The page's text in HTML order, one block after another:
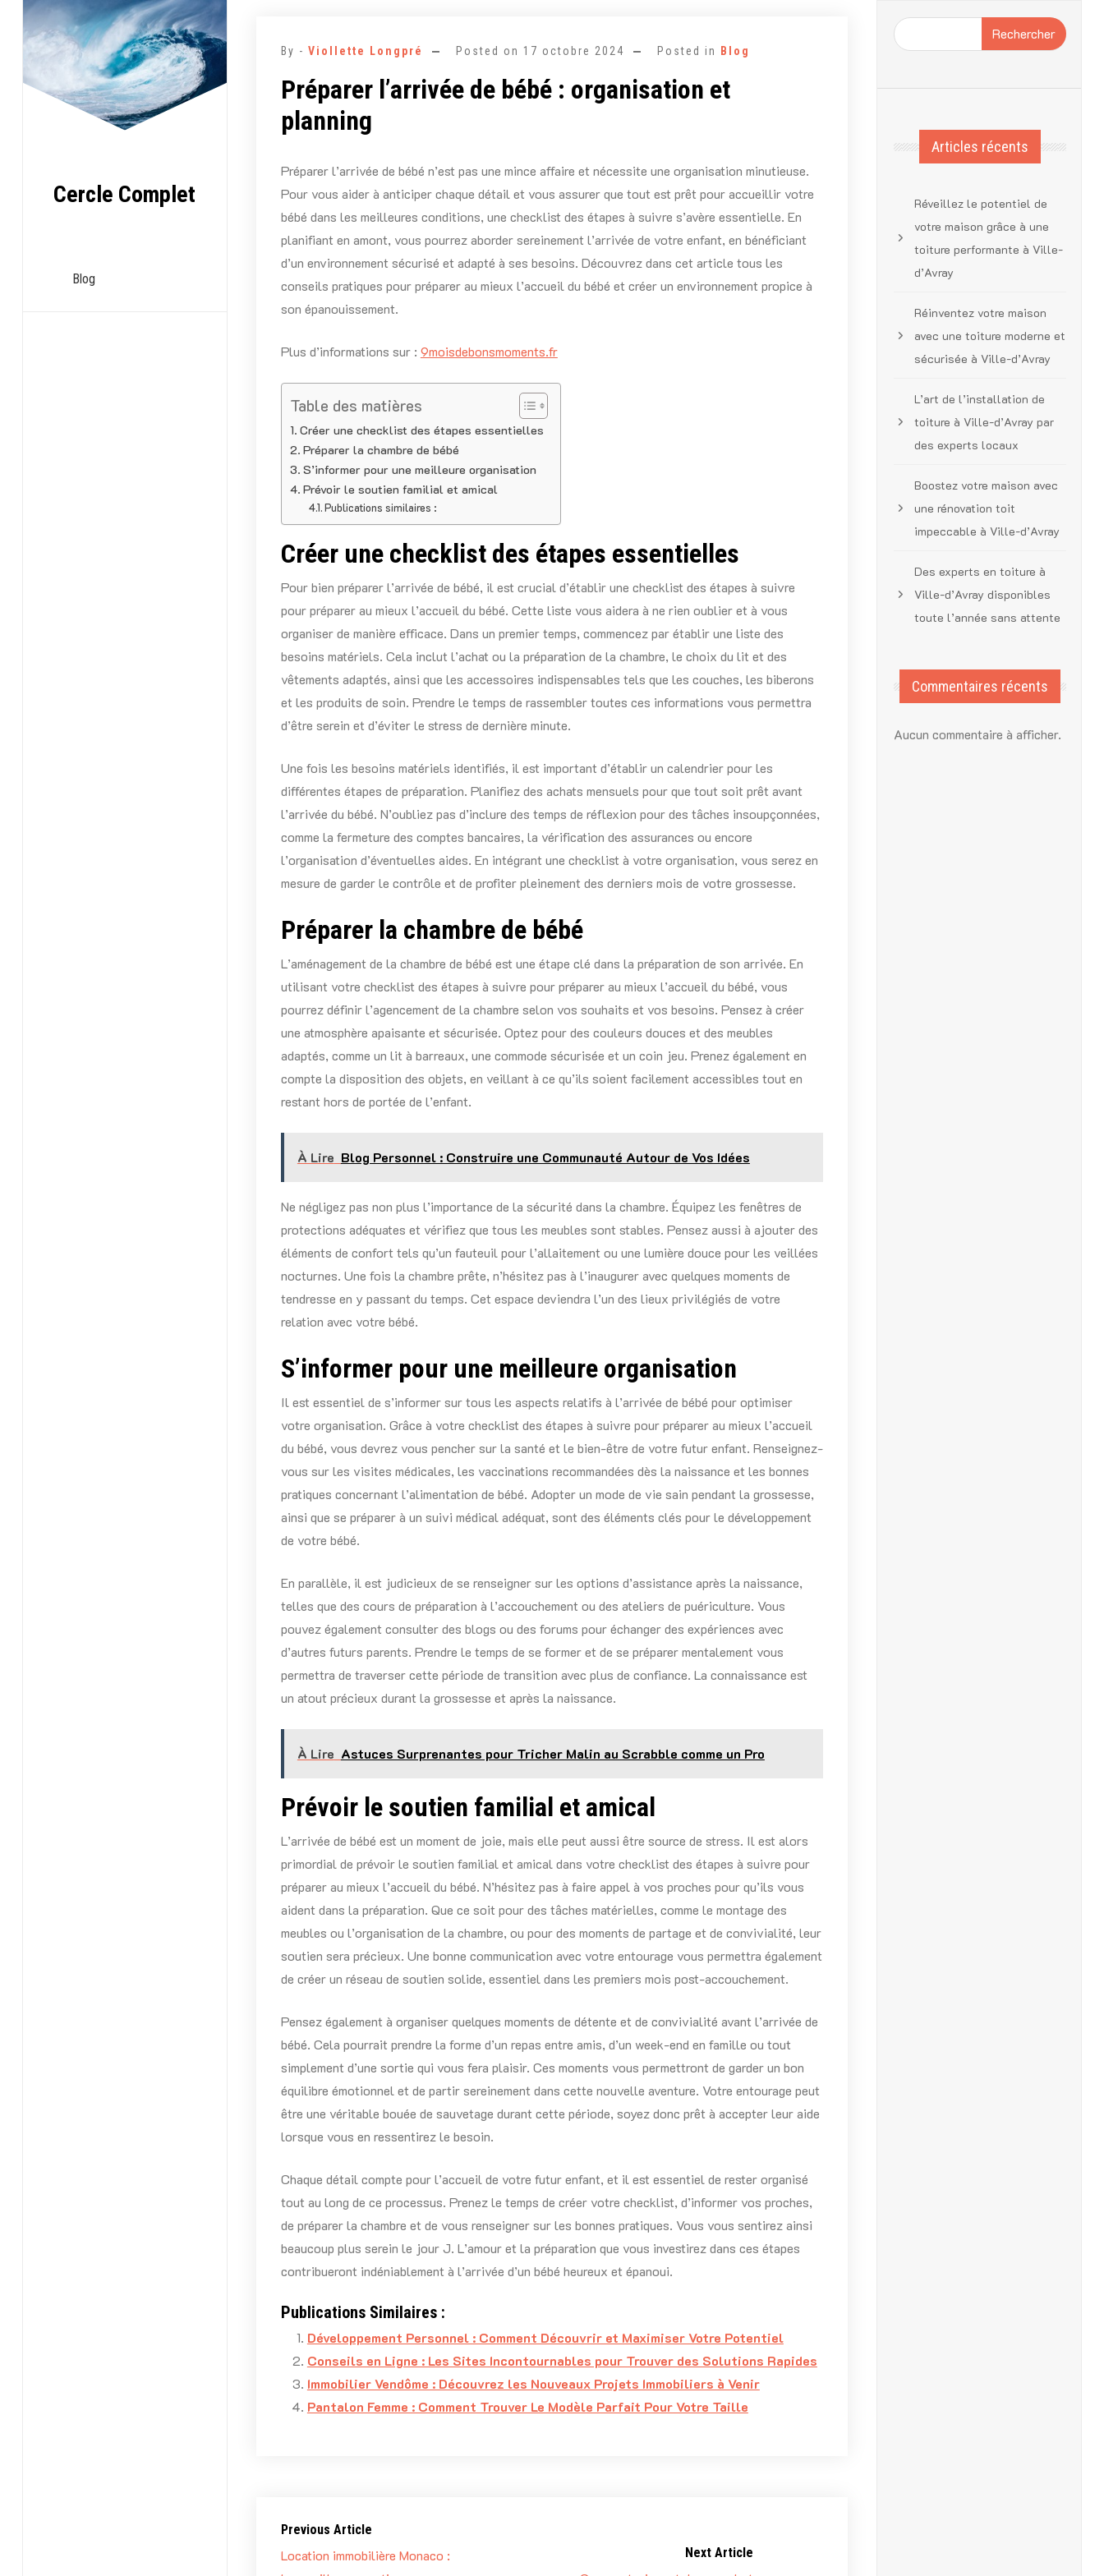
Aller
Cercle Complet
Blog
By - Viollette Longpré Posted on 17 octobre 2024 Posted in Blog
Préparer l’arrivée de bébé : organisation et
planning
Préparer l’arrivée de bébé n’est pas une mince affaire et nécessite une organisation minutieuse.
Pour vous aider à anticiper chaque détail et vous assurer que tout est prêt pour accueillir votre
bébé dans les meilleures conditions, une checklist des étapes à suivre s’avère essentielle. En
planifiant en amont, vous pourrez aborder sereinement l’arrivée de votre enfant, en bénéficiant
d’un environnement sécurisé et adapté à ses besoins. Découvrez dans cet article tous les
conseils pratiques pour préparer au mieux l’accueil du bébé et créer un environnement propice à
son épanouissement.
Plus d’informations sur : 9moisdebonsmoments.fr
Table des matières
Créer une checklist des étapes essentielles
Préparer la chambre de bébé
S’informer pour une meilleure organisation
Prévoir le soutien familial et amical
Publications similaires :
Créer une checklist des étapes essentielles
Pour bien préparer l’arrivée de bébé, il est crucial d’établir une checklist des étapes à suivre
pour préparer au mieux l’accueil du bébé. Cette liste vous aidera à ne rien oublier et à vous
organiser de manière efficace. Dans un premier temps, commencez par établir une liste des
besoins matériels. Cela inclut l’achat ou la préparation de la chambre, le choix du lit et des
vêtements adaptés, ainsi que les accessoires indispensables tels que les couches, les biberons
et les produits de soin. Prendre le temps de rassembler toutes ces informations vous permettra
d’être serein et d’éviter le stress de dernière minute.
Une fois les besoins matériels identifiés, il est important d’établir un calendrier pour les
différentes étapes de préparation. Planifiez des achats mensuels pour que tout soit prêt avant
l’arrivée du bébé. N’oubliez pas d’inclure des temps de réflexion pour des tâches insoupçonnées,
comme la fermeture des comptes bancaires, la vérification des assurances ou encore
l’organisation d’éventuelles aides. En intégrant une checklist à votre organisation, vous serez en
mesure de garder le contrôle et de profiter pleinement des derniers mois de votre grossesse.
Préparer la chambre de bébé
L’aménagement de la chambre de bébé est une étape clé dans la préparation de son arrivée. En
utilisant votre checklist des étapes à suivre pour préparer au mieux l’accueil du bébé, vous
pourrez définir l’agencement de la chambre selon vos souhaits et vos besoins. Pensez à créer
une atmosphère apaisante et sécurisée. Optez pour des couleurs douces et des meubles
adaptés, comme un lit à barreaux, une commode sécurisée et un coin jeu. Prenez également en
compte la disposition des objets, en veillant à ce qu’ils soient facilement accessibles tout en
restant hors de portée de l’enfant.
À Lire Blog Personnel : Construire une Communauté Autour de Vos Idées
Ne négligez pas non plus l’importance de la sécurité dans la chambre. Équipez les fenêtres de
protections adéquates et vérifiez que tous les meubles sont stables. Pensez aussi à ajouter des
éléments de confort tels qu’un fauteuil pour l’allaitement ou une lumière douce pour les veillées
nocturnes. Une fois la chambre prête, n’hésitez pas à l’inaugurer avec quelques moments de
tendresse en y passant du temps. Cet espace deviendra l’un des lieux privilégiés de votre
relation avec votre bébé.
S’informer pour une meilleure organisation
Il est essentiel de s’informer sur tous les aspects relatifs à l’arrivée de bébé pour optimiser
votre organisation. Grâce à votre checklist des étapes à suivre pour préparer au mieux l’accueil
du bébé, vous devrez vous pencher sur la santé et le bien-être de votre futur enfant. Renseignez-
vous sur les visites médicales, les vaccinations recommandées dès la naissance et les bonnes
pratiques concernant l’alimentation de bébé. Adopter un mode de vie sain pendant la grossesse,
ainsi que se préparer à un suivi médical adéquat, sont des éléments clés pour le développement
de votre bébé.
En parallèle, il est judicieux de se renseigner sur les options d’assistance après la naissance,
telles que des cours de préparation à l’accouchement ou des ateliers de puériculture. Vous
pouvez également consulter des blogs ou des forums pour échanger des expériences avec
d’autres futurs parents. Prendre le temps de se former et de se préparer mentalement vous
permettra de traverser cette période de transition avec plus de confiance. La connaissance est
un atout précieux durant la grossesse et après la naissance.
À Lire Astuces Surprenantes pour Tricher Malin au Scrabble comme un Pro
Prévoir le soutien familial et amical
L’arrivée de bébé est un moment de joie, mais elle peut aussi être source de stress. Il est alors
primordial de prévoir le soutien familial et amical dans votre checklist des étapes à suivre pour
préparer au mieux l’accueil du bébé. N’hésitez pas à faire appel à vos proches pour qu’ils vous
aident dans la préparation. Que ce soit pour des tâches matérielles, comme le montage des
meubles ou l’organisation de la chambre, ou pour des moments de partage et de convivialité, leur
soutien sera précieux. Une bonne communication avec votre entourage vous permettra également
de créer un réseau de soutien solide, essentiel dans les premiers mois post-accouchement.
Pensez également à organiser quelques moments de détente et de convivialité avant l’arrivée de
bébé. Cela pourrait prendre la forme d’un repas entre amis, d’un week-end en famille ou tout
simplement d’une sortie qui vous fera plaisir. Ces moments vous permettront de garder un bon
équilibre émotionnel et de partir sereinement dans cette nouvelle aventure. Votre entourage peut
être une véritable bouée de sauvetage durant cette période, soyez donc prêt à accepter leur aide
lorsque vous en ressentirez le besoin.
Chaque détail compte pour l’accueil de votre futur enfant, et il est essentiel de rester organisé
tout au long de ce processus. Prenez le temps de créer votre checklist, d’informer vos proches,
de préparer la chambre et de vous renseigner sur les bonnes pratiques. Vous vous sentirez ainsi
beaucoup plus serein le jour J. L’amour et la préparation que vous investirez dans ces étapes
contribueront indéniablement à l’arrivée d’un bébé heureux et épanoui.
Publications Similaires :
Développement Personnel : Comment Découvrir et Maximiser Votre Potentiel
Conseils en Ligne : Les Sites Incontournables pour Trouver des Solutions Rapides
Immobilier Vendôme : Découvrez les Nouveaux Projets Immobiliers à Venir
Pantalon Femme : Comment Trouver Le Modèle Parfait Pour Votre Taille
Previous Article
Location immobilière Monaco :
Next Article
Rechercher
Articles récents
Réveillez le potentiel de
votre maison grâce à une
toiture performante à Ville-
d’Avray
Réinventez votre maison
avec une toiture moderne et
sécurisée à Ville-d’Avray
L’art de l’installation de
toiture à Ville-d’Avray par
des experts locaux
Boostez votre maison avec
une rénovation toit
impeccable à Ville-d’Avray
Des experts en toiture à
Ville-d’Avray disponibles
toute l’année sans attente
Commentaires récents
Aucun commentaire à afficher.